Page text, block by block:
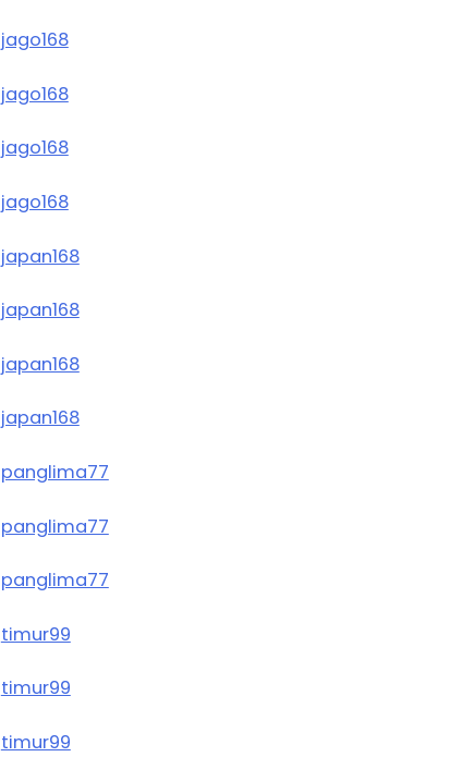
jago168
jago168
jago168
jago168
japan168
japan168
japan168
japan168
panglima77
panglima77
panglima77
timur99
timur99
timur99